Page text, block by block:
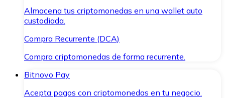
Almacena tus criptomonedas en una wallet auto
custodiada.
Compra Recurrente (DCA)
Compra criptomonedas de forma recurrente.
Bitnovo Pay
Acepta pagos con criptomonedas en tu negocio.